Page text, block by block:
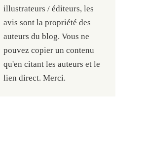
illustrateurs / éditeurs, les
avis sont la propriété des
auteurs du blog. Vous ne
pouvez copier un contenu
qu'en citant les auteurs et le
lien direct. Merci.